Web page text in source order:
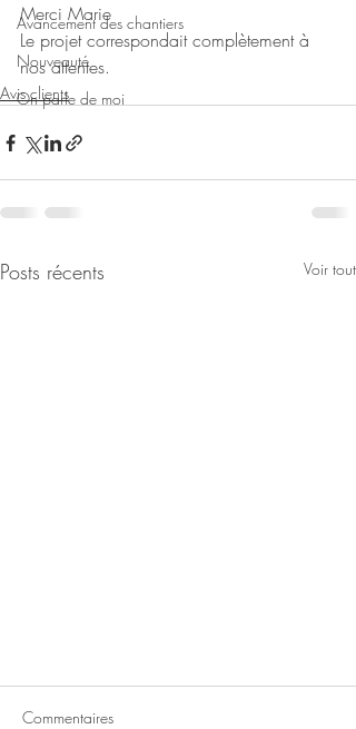
Avancement des chantiers
Nouveauté
On parle de moi
Merci Marie
Le projet correspondait complètement à
nos attentes.
Avis clients
Posts récents Voir tout
MERCI
Commentaires